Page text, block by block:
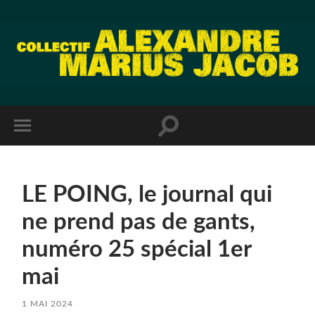
LE POING, le journal qui
ne prend pas de gants,
numéro 25 spécial 1er
mai
1 MAI 2024